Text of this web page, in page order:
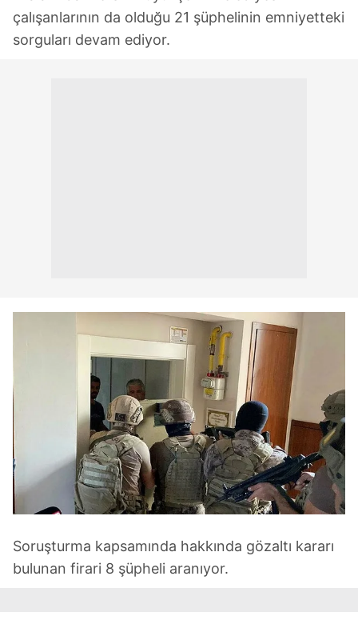
çalışanlarının da olduğu 21 şüphelinin emniyetteki
sorguları devam ediyor.
Soruşturma kapsamında hakkında gözaltı kararı
bulunan firari 8 şüpheli aranıyor.